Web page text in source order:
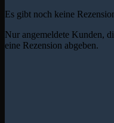
Es gibt noch keine
Nur angemeldete Kunden,
eine Rezension abgeben.